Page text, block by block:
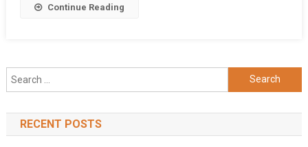
बेटियों
Share Continue Reading
Search
for:
RECENT POSTS